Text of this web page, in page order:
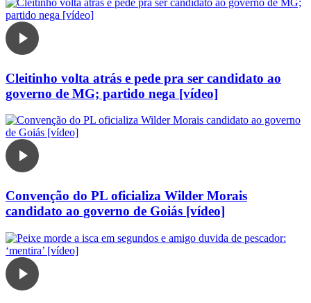
Cleitinho volta atrás e pede pra ser candidato ao
governo de MG; partido nega [vídeo]
Convenção do PL oficializa Wilder Morais
candidato ao governo de Goiás [vídeo]